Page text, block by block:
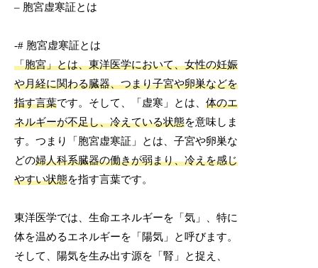
– 胞宮虚寒証とは
-# 胞宮虚寒証とは
「胞宮」とは、東洋医学において、女性の妊娠
や月経に関わる臓器、つまり子宮や卵巣などを
指す言葉です。そして、「虚寒」とは、体のエ
ネルギーが不足し、冷えている状態を意味しま
す。つまり「胞宮虚寒証」とは、子宮や卵巣な
どの婦人科系臓器の働きが弱まり、冷えを感じ
やすい状態を指す言葉です。
東洋医学では、生命エネルギーを「気」、特に
体を温めるエネルギーを「陽気」と呼びます。
そして、陽気を生み出す源を「腎」と捉え、